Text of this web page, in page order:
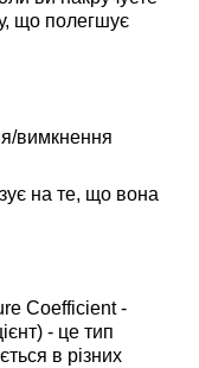
що полегшує
вимкнення
на те, що вона
Coefficient -
- це тип
в різних